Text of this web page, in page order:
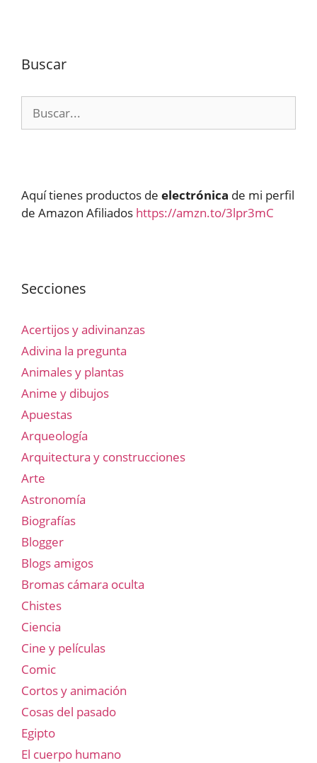
Buscar
Aquí tienes productos de electrónica de mi perfil
de Amazon Afiliados https://amzn.to/3lpr3mC
Secciones
Acertijos y adivinanzas
Adivina la pregunta
Animales y plantas
Anime y dibujos
Apuestas
Arqueología
Arquitectura y construcciones
Arte
Astronomía
Biografías
Blogger
Blogs amigos
Bromas cámara oculta
Chistes
Ciencia
Cine y películas
Comic
Cortos y animación
Cosas del pasado
Egipto
El cuerpo humano